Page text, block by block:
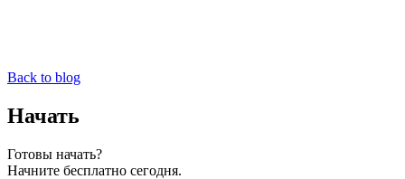
Back to blog
Начать
Готовы начать?
Начните бесплатно сегодня.